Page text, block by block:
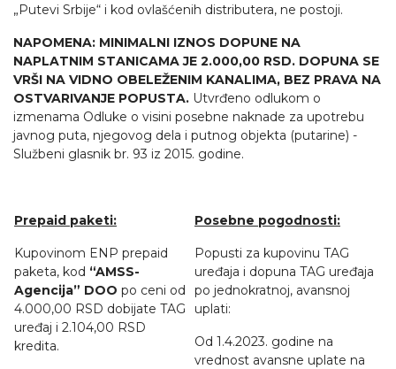
„Putevi Srbije“ i kod ovlašćenih distributera, ne postoji.
NAPOMENA: MINIMALNI IZNOS DOPUNE NA
NAPLATNIM STANICAMA JE 2.000,00 RSD. DOPUNA SE
VRŠI NA VIDNO OBELEŽENIM KANALIMA, BEZ PRAVA NA
OSTVARIVANJE POPUSTA. Utvrđeno odlukom o
izmenama Odluke o visini posebne naknade za upotrebu
javnog puta, njegovog dela i putnog objekta (putarine) -
Službeni glasnik br. 93 iz 2015. godine.
Prepaid paketi:
Kupovinom ENP prepaid
paketa, kod “AMSS-
Agencija” DOO po ceni od
4.000,00 RSD dobijate TAG
uređaj i 2.104,00 RSD
kredita.
Posebne pogodnosti:
Popusti za kupovinu TAG
uređaja i dopuna TAG uređaja
po jednokratnoj, avansnoj
uplati:
Od 1.4.2023. godine na
vrednost avansne uplate na